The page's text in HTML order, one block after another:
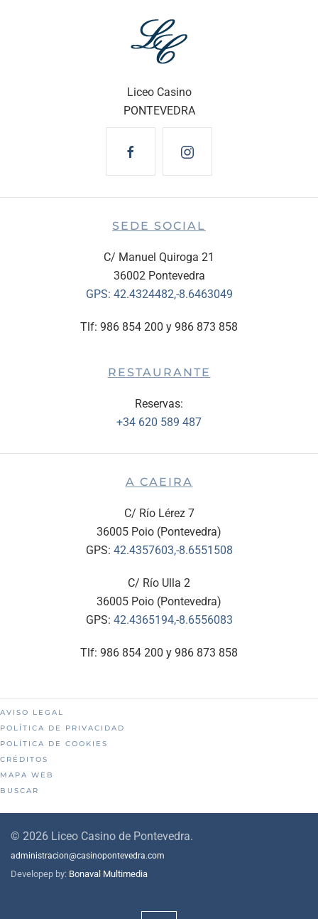
Liceo Casino
PONTEVEDRA
SEDE SOCIAL
C/ Manuel Quiroga 21
36002 Pontevedra
GPS: 42.4324482,-8.6463049
Tlf: 986 854 200 y 986 873 858
RESTAURANTE
Reservas:
+34 620 589 487
A CAEIRA
C/ Río Lérez 7
36005 Poio (Pontevedra)
GPS: 42.4357603,-8.6551508
C/ Río Ulla 2
36005 Poio (Pontevedra)
GPS: 42.4365194,-8.6556083
Tlf: 986 854 200 y 986 873 858
AVISO LEGAL
POLÍTICA DE PRIVACIDAD
POLÍTICA DE COOKIES
CRÉDITOS
MAPA WEB
BUSCAR
© 2026 Liceo Casino de Pontevedra.
administracion@casinopontevedra.com
Developep by: Bonaval Multimedia